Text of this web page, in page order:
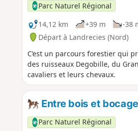
Parc Naturel Régional
14,12 km
+39 m -38
Départ à Landrecies (Nord)
C’est un parcours forestier qui
des ruisseaux Degobille, du
cavaliers et leurs chevaux.
Entre bois et
Parc Naturel Régional